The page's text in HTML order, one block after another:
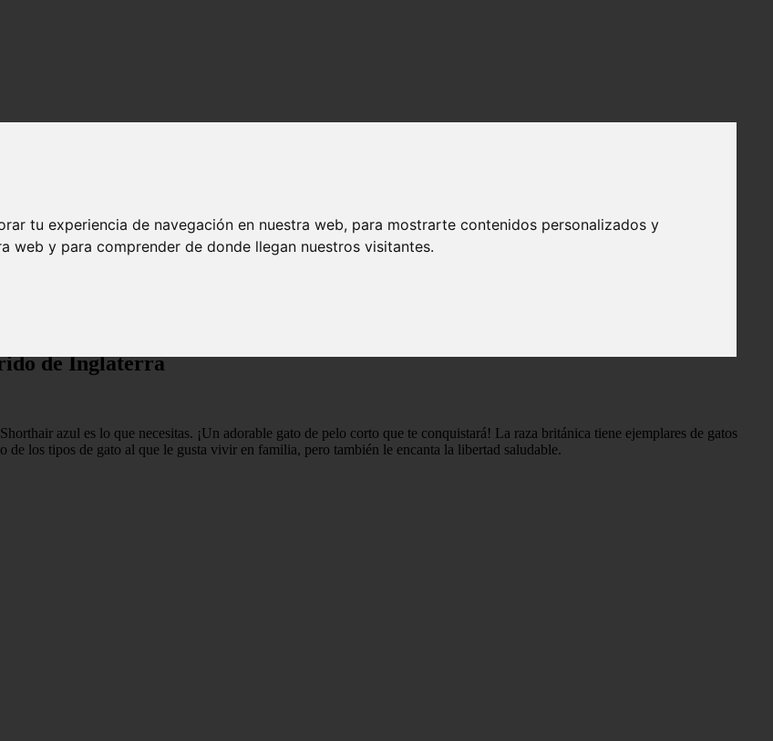
tu experiencia de navegación en nuestra web, para mostrarte contenidos personalizados y
web y para comprender de donde llegan nuestros visitantes.
de Inglaterra
azul es lo que necesitas. ¡Un adorable gato de pelo corto que te conquistará! La raza británica tiene ejemplares de gatos
los tipos de gato al que le gusta vivir en familia, pero también le encanta la libertad saludable.